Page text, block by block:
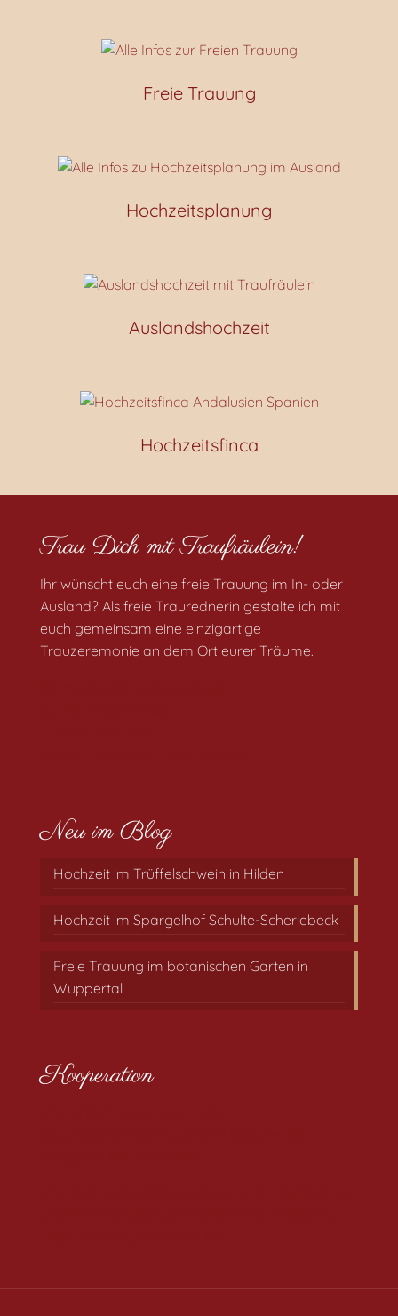
Freie Trauung
Hochzeitsplanung
Auslandshochzeit
Hochzeitsfinca
Trau Dich mit Traufräulein!
Ihr wünscht euch eine freie Trauung im In- oder
Ausland? Als freie Traurednerin gestalte ich mit
euch gemeinsam eine einzigartige
Trauzeremonie an dem Ort eurer Träume.
Neu im Blog
Hochzeit im Trüffelschwein in Hilden
Hochzeit im Spargelhof Schulte-Scherlebeck
Freie Trauung im botanischen Garten in
Wuppertal
Kooperation